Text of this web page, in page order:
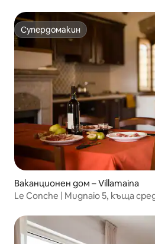
Супердомакин
Супердомакин
Ваканционен дом – Villamaina
Le Conche | Mugnaio 5, къща